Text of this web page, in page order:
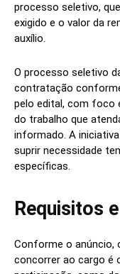
processo seletivo,
exigido e o valor da
auxílio.
O processo seletivo
contratação
pelo edital, com foco
do trabalho que
informado. A
suprir necessidade
específicas.
Requisitos
Conforme o anúncio,
concorrer ao cargo é